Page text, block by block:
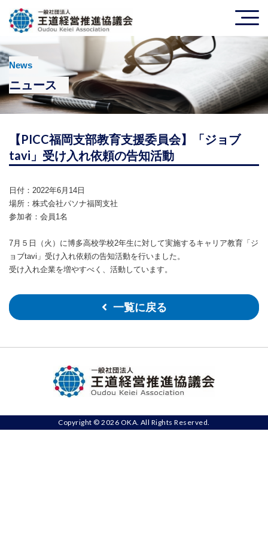
News
ニュース
【PICC福岡支部教育支援委員会】「ジョブ
tavi」受け入れ依頼の告知活動
日付：2022年6月14日
場所：株式会社パソナ福岡支社
参加者：会員1名
7月５日（火）に博多高校学校2年生に対して実施するキャリア教育「ジ
ョブtavi」受け入れ依頼の告知活動を行いました。
受け入れ企業を増やすべく、活動しています。
一覧に戻る
Copyright © 2026 OKA. All Rights Reserved.